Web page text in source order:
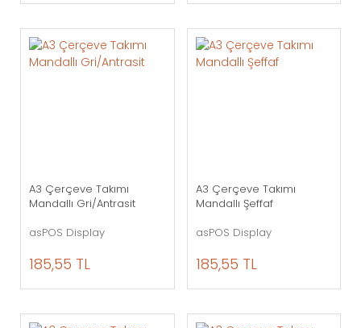
A3 Çerçeve Takımı
Mandallı Gri/Antrasit
asPOS Display
185,55 TL
A3 Çerçeve Takımı
Mandallı Şeffaf
asPOS Display
185,55 TL